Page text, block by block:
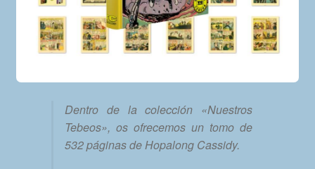
Dentro de la colección «Nuestros
Tebeos», os ofrecemos un tomo de
532 páginas de Hopalong Cassidy.